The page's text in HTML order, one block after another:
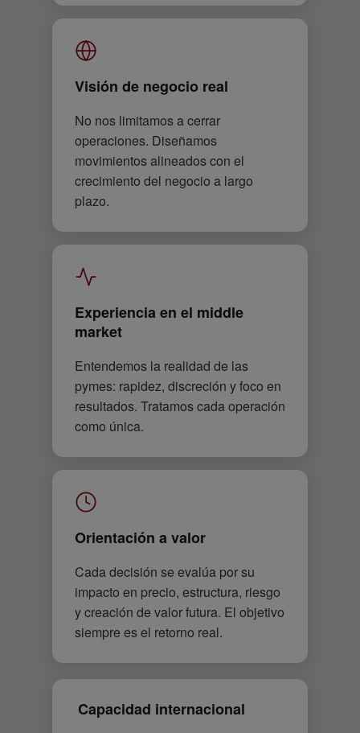
Visión de negocio real
No nos limitamos a cerrar
operaciones. Diseñamos
movimientos alineados con el
crecimiento del negocio a largo
plazo.
Experiencia en el middle
market
Entendemos la realidad de las
pymes: rapidez, discreción y foco en
resultados. Tratamos cada operación
como única.
Orientación a valor
Cada decisión se evalúa por su
impacto en precio, estructura, riesgo
y creación de valor futura. El objetivo
siempre es el retorno real.
Capacidad internacional